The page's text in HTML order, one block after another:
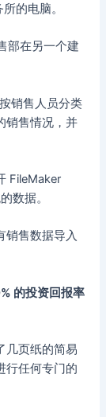
的电脑。
部在另一个建
销售人员分类
销售情况，并
FileMaker
数据。
销售数据导入
的投资回报率
几页纸的简易
行任何专门的